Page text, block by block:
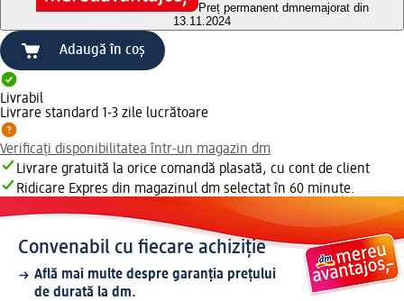
Preț permanent dmnemajorat din
13.11.2024
Adaugă în coș
Livrabil
Livrare standard 1-3 zile lucrătoare
Verificați disponibilitatea într-un magazin dm
Livrare gratuită la orice comandă plasată, cu cont de client
Ridicare Expres din magazinul dm selectat în 60 minute.
Convenabil cu fiecare achiziție
Află mai multe despre garanția prețului
de durată la dm.